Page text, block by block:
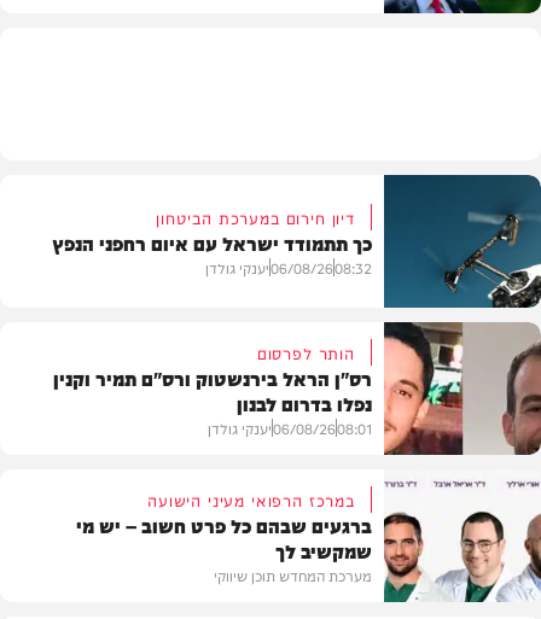
חדשות
דיון חירום במערכת הביטחון
כך תתמודד ישראל עם איום רחפני הנפץ
08:32
06/08/26יענקי גולדן
חדשות
הותר לפרסום
רס"ן הראל בירנשטוק ורס"ם תמיר וקנין
נפלו בדרום לבנון
08:01
06/08/26יענקי גולדן
במרכז הרפואי מעיני הישועה
ברגעים שבהם כל פרט חשוב – יש מי
שמקשיב לך
מערכת המחדש תוכן שיווקי